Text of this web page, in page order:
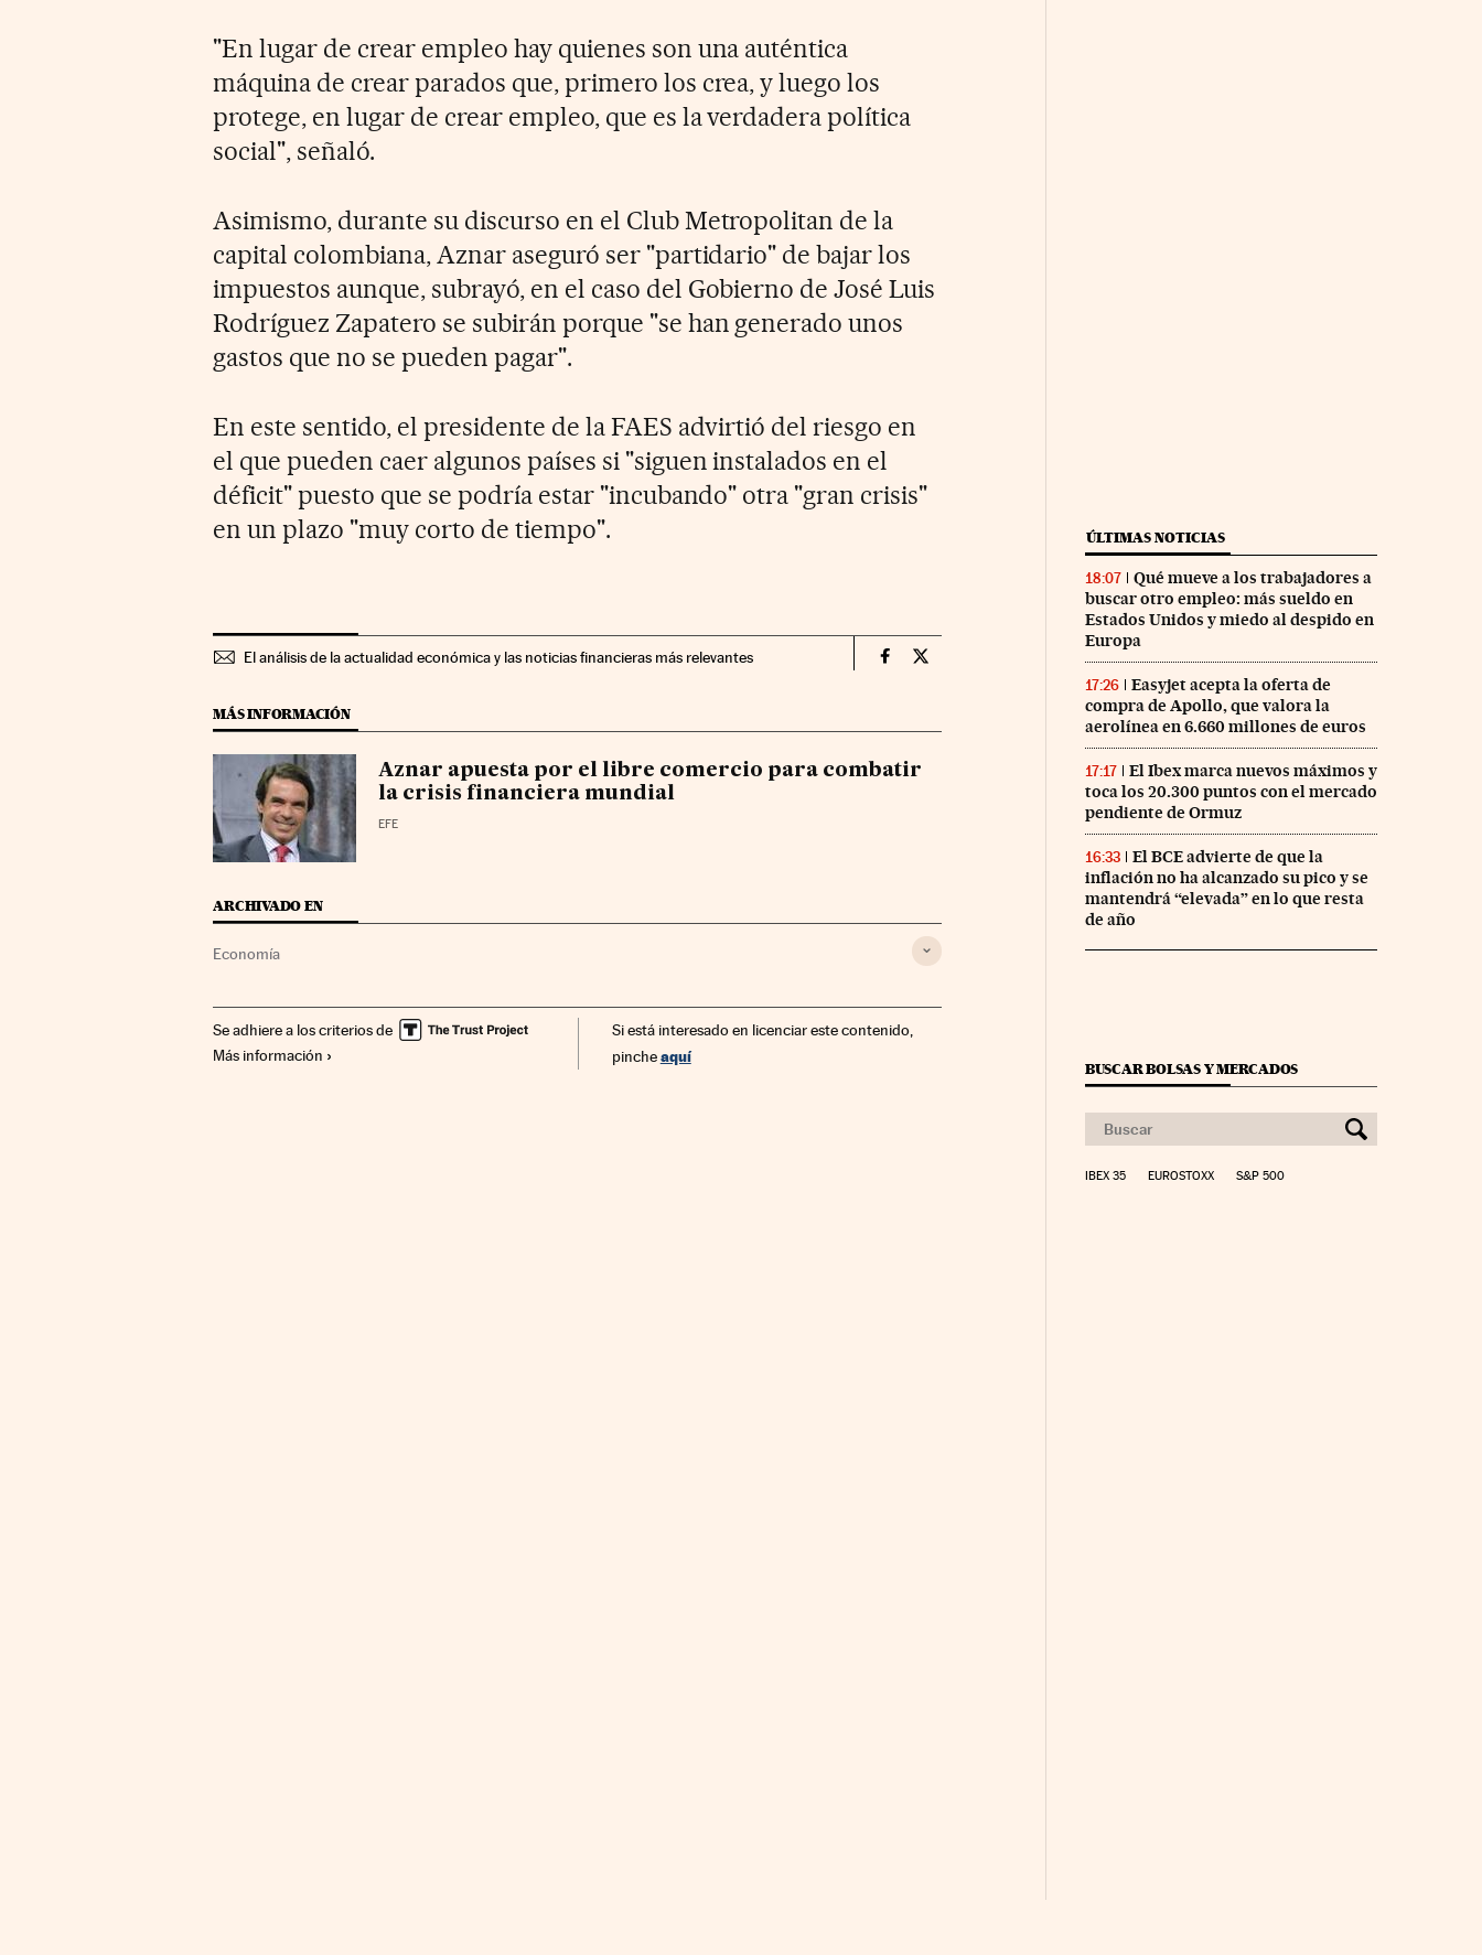
"En lugar de crear empleo hay quienes son una auténtica
máquina de crear parados que, primero los crea, y luego los
protege, en lugar de crear empleo, que es la verdadera política
social", señaló.
Asimismo, durante su discurso en el Club Metropolitan de la
capital colombiana, Aznar aseguró ser "partidario" de bajar los
impuestos aunque, subrayó, en el caso del Gobierno de José Luis
Rodríguez Zapatero se subirán porque "se han generado unos
gastos que no se pueden pagar".
En este sentido, el presidente de la FAES advirtió del riesgo en
el que pueden caer algunos países si "siguen instalados en el
déficit" puesto que se podría estar "incubando" otra "gran crisis"
en un plazo "muy corto de tiempo".
El análisis de la actualidad económica y las noticias financieras más relevantes Economia Cinco Días en Facebook
Economia Cinco Días en Twitter
MÁS INFORMACIÓN
Aznar apuesta por el libre comercio para combatir
la crisis financiera mundial
EFE
ARCHIVADO EN
Economía
Se adhiere a los criterios de
Más información
Si está interesado en licenciar este contenido,
pincheaquí
ÚLTIMAS NOTICIAS
18:07
Qué mueve a los trabajadores a
buscar otro empleo: más sueldo en
Estados Unidos y miedo al despido en
Europa
17:26
Easyjet acepta la oferta de
compra de Apollo, que valora la
aerolínea en 6.660 millones de euros
17:17
El Ibex marca nuevos máximos y
toca los 20.300 puntos con el mercado
pendiente de Ormuz
16:33
El BCE advierte de que la
inflación no ha alcanzado su pico y se
mantendrá “elevada” en lo que resta
de año
BUSCAR BOLSAS Y MERCADOS
IBEX 35 EUROSTOXX S&P 500